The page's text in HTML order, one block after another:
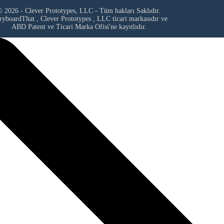
2026 - Clever Prototypes, LLC - Tüm hakları Saklıdır.
, Clever Prototypes , LLC ticari markasıdır ve
ABD Patent ve Ticari Marka Ofisi'ne kayıtlıdır.